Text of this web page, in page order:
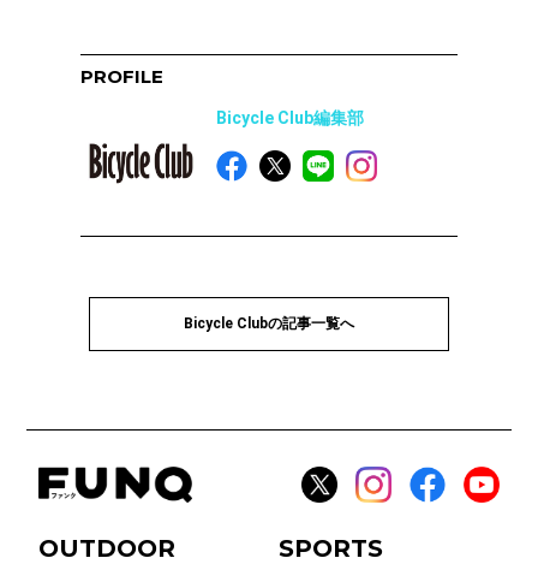
PROFILE
Bicycle Club編集部
Bicycle Clubの記事一覧へ
OUTDOOR
SPORTS